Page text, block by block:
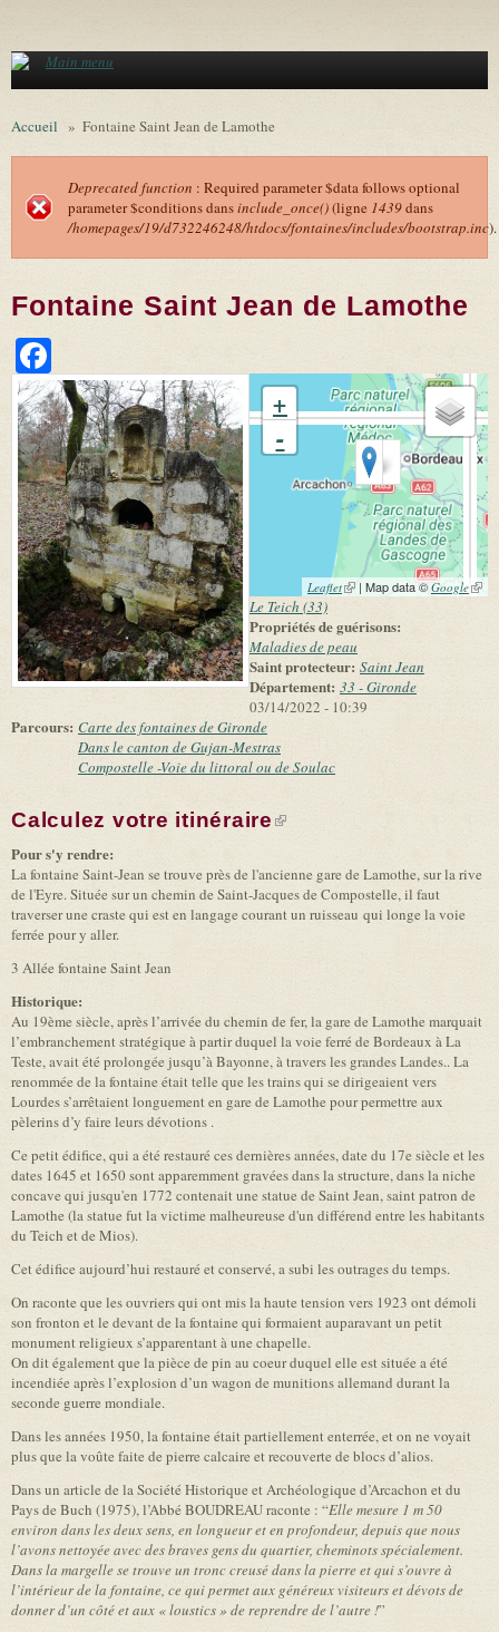
Main menu
Accueil » Fontaine Saint Jean de Lamothe
Message d'erreur
Deprecated function : Required parameter $data follows optional
parameter $conditions dansinclude_once()(ligne 1439dans
/homepages/19/d732246248/htdocs/fontaines/includes/bootstrap.inc).
Fontaine Saint Jean de Lamothe
+
-
Leaflet(link is external)
| Map data ©Google(link
Le Teich (33)
Propriétés de guérisons:
Maladies de peau
Saint protecteur: Saint Jean
Département: 33 - Gironde
03/14/2022 - 10:39
Parcours: Carte des fontaines de Gironde
Dans le canton de Gujan-Mestras
Compostelle -Voie du littoral ou de Soulac
Calculez votre itinéraire(link is external)
Pour s'y rendre:
La fontaine Saint-Jean se trouve près de l'ancienne gare de Lamothe, sur la rive
de l'Eyre. Située sur un chemin de Saint-Jacques de Compostelle, il faut
traverser une craste qui est en langage courant un ruisseau qui longe la voie
ferrée pour y aller.
3 Allée fontaine Saint Jean
Historique:
Au 19ème siècle, après l’arrivée du chemin de fer, la gare de Lamothe marquait
l’embranchement stratégique à partir duquel la voie ferré de Bordeaux à La
Teste, avait été prolongée jusqu’à Bayonne, à travers les grandes Landes.. La
renommée de la fontaine était telle que les trains qui se dirigeaient vers
Lourdes s’arrêtaient longuement en gare de Lamothe pour permettre aux
pèlerins d’y faire leurs dévotions .
Ce petit édifice, qui a été restauré ces dernières années, date du 17e siècle et les
dates 1645 et 1650 sont apparemment gravées dans la structure, dans la niche
concave qui jusqu'en 1772 contenait une statue de Saint Jean, saint patron de
Lamothe (la statue fut la victime malheureuse d'un différend entre les habitants
du Teich et de Mios).
Cet édifice aujourd’hui restauré et conservé, a subi les outrages du temps.
On raconte que les ouvriers qui ont mis la haute tension vers 1923 ont démoli
son fronton et le devant de la fontaine qui formaient auparavant un petit
monument religieux s’apparentant à une chapelle.
On dit également que la pièce de pin au coeur duquel elle est située a été
incendiée après l’explosion d’un wagon de munitions allemand durant la
seconde guerre mondiale.
Dans les années 1950, la fontaine était partiellement enterrée, et on ne voyait
plus que la voûte faite de pierre calcaire et recouverte de blocs d’alios.
Dans un article de la Société Historique et Archéologique d’Arcachon et du
Pays de Buch (1975), l’Abbé BOUDREAU raconte : “Elle mesure 1 m 50
environ dans les deux sens, en longueur et en profondeur, depuis que nous
l’avons nettoyée avec des braves gens du quartier, cheminots spécialement.
Dans la margelle se trouve un tronc creusé dans la pierre et qui s’ouvre à
l’intérieur de la fontaine, ce qui permet aux géné­reux visiteurs et dévots de
donner d’un côté et aux « loustics » de reprendre de l’autre !”